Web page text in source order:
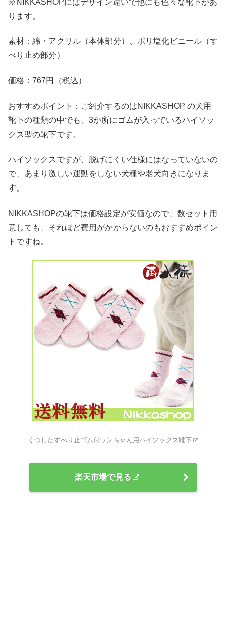
ります。
素材：綿・アクリル（本体部分）、ポリ塩化ビニール（す
べり止め部分）
価格：767円（税込）
おすすめポイント：ご紹介するのはNIKKASHOP の犬用
靴下の種類の中でも、3か所にゴムが入っているハイソッ
クス型の靴下です。
ハイソックスですが、脱げにくい仕様にはなっていないの
で、あまり激しい運動をしない犬種や老犬向きになりま
す。
NIKKASHOPの靴下は価格設定が安価なので、数セット用
意しても、それほど費用がかからないのもおすすめポイン
トですね。
くつしたすべり止ゴム付ワンちゃん用ハイソックス靴下
楽天市場で見る